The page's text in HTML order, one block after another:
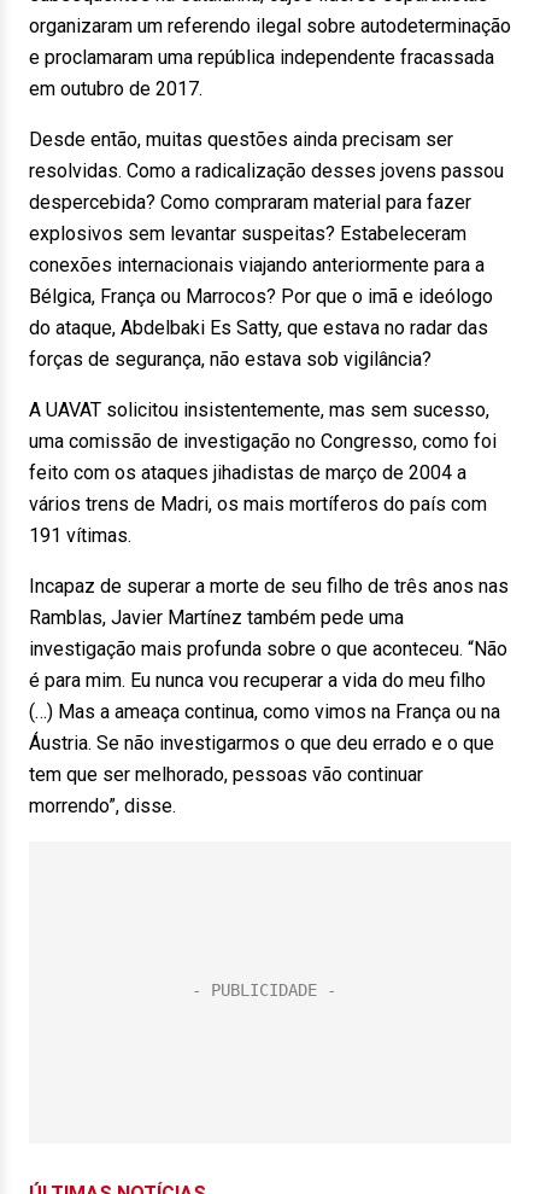
organizaram um referendo ilegal sobre autodeterminação
e proclamaram uma república independente fracassada
em outubro de 2017.
Desde então, muitas questões ainda precisam ser
resolvidas. Como a radicalização desses jovens passou
despercebida? Como compraram material para fazer
explosivos sem levantar suspeitas? Estabeleceram
conexões internacionais viajando anteriormente para a
Bélgica, França ou Marrocos? Por que o imã e ideólogo
do ataque, Abdelbaki Es Satty, que estava no radar das
forças de segurança, não estava sob vigilância?
A UAVAT solicitou insistentemente, mas sem sucesso,
uma comissão de investigação no Congresso, como foi
feito com os ataques jihadistas de março de 2004 a
vários trens de Madri, os mais mortíferos do país com
191 vítimas.
Incapaz de superar a morte de seu filho de três anos nas
Ramblas, Javier Martínez também pede uma
investigação mais profunda sobre o que aconteceu. “Não
é para mim. Eu nunca vou recuperar a vida do meu filho
(…) Mas a ameaça continua, como vimos na França ou na
Áustria. Se não investigarmos o que deu errado e o que
tem que ser melhorado, pessoas vão continuar
morrendo”, disse.